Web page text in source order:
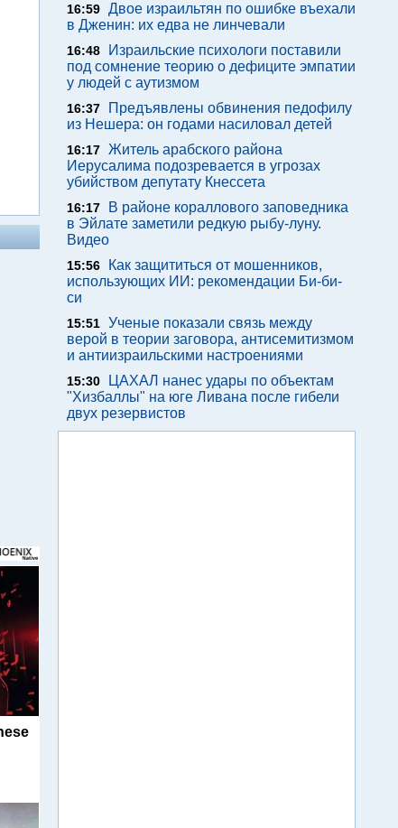
16:59 Двое израильтян по ошибке въехали
в Дженин: их едва не линчевали
16:48
Израильские психологи поставили
под сомнение теорию о дефиците эмпатии
у людей с аутизмом
16:37
Предъявлены обвинения педофилу
из Нешера: он годами насиловал детей
16:17 Житель арабского района
Иерусалима подозревается в угрозах
убийством депутату Кнессета
16:17
В районе кораллового заповедника
в Эйлате заметили редкую рыбу-луну.
Видео
15:56
Как защититься от мошенников,
использующих ИИ: рекомендации Би-би-
си
15:51 Ученые показали связь между
верой в теории заговора, антисемитизмом
и антиизраильскими настроениями
15:30
ЦАХАЛ нанес удары по объектам
"Хизбаллы" на юге Ливана после гибели
двух резервистов